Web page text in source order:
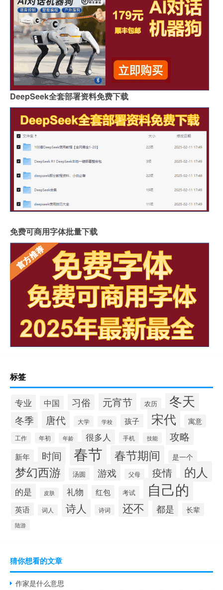
DeepSeek全套部署资料免费下载
免费可商用字体批量下载
标签
专业 中国 习俗 元宵节 农历 冬天
冬季 唐代 大学 学校 孩子 宋代 寓意
工作 年初 年龄 很多人 手机 技能 攻略
新年 时间 春节 春节期间 是一个
梦幻西游 汤圆 游戏 父母 疫情 的人
的是 皮肤 礼物 红包 考试 自己的
英语 词人 诗人 诗词 还不 都是 长辈
陆游
猜你想看的文章
作家是什么意思